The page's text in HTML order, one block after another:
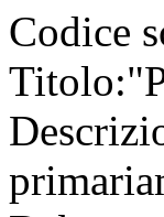
Codice
Titolo: